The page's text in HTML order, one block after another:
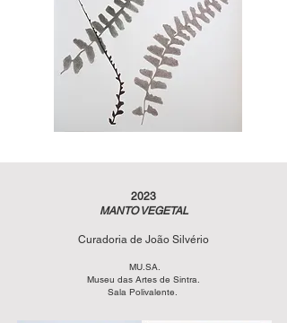
2023
MANTO VEGETAL
Curadoria de João Silvério
MU.SA.
Museu das Artes de Sintra.
Sala Polivalente.